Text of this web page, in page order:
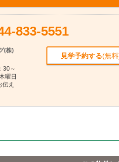
833-5551
(株)
30～
曜日
え
見学予約する(無